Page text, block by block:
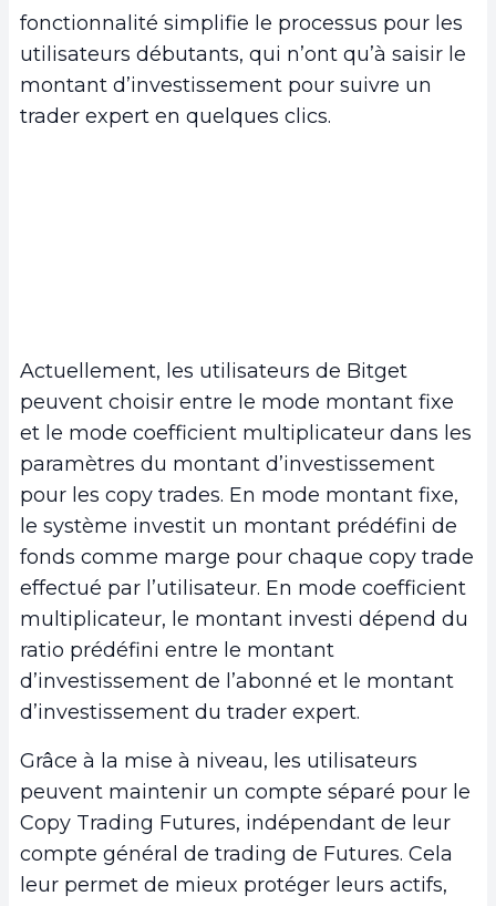
fonctionnalité simplifie le processus pour les
utilisateurs débutants, qui n’ont qu’à saisir le
montant d’investissement pour suivre un
trader expert en quelques clics.
Actuellement, les utilisateurs de Bitget
peuvent choisir entre le mode montant fixe
et le mode coefficient multiplicateur dans les
paramètres du montant d’investissement
pour les copy trades. En mode montant fixe,
le système investit un montant prédéfini de
fonds comme marge pour chaque copy trade
effectué par l’utilisateur. En mode coefficient
multiplicateur, le montant investi dépend du
ratio prédéfini entre le montant
d’investissement de l’abonné et le montant
d’investissement du trader expert.
Grâce à la mise à niveau, les utilisateurs
peuvent maintenir un compte séparé pour le
Copy Trading Futures, indépendant de leur
compte général de trading de Futures. Cela
leur permet de mieux protéger leurs actifs,